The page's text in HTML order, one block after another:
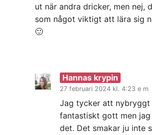
ut när andra dricker, men nej,
som något viktigt att lära sig
🙂
Hannas krypin
27 februari 2024 kl. 4:23 e m
Jag tycker att
fantastiskt gott men
det. Det smakar ju inte